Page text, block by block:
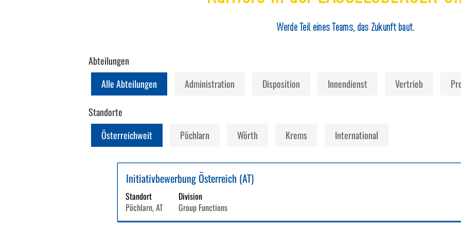
Werde Teil eines Teams, das Zukunft baut.
Abteilungen
Alle Abteilungen
Administration Disposition Innendienst Vertrieb
Standorte
Österreichweit
Pöchlarn Wörth Krems International
Stellenbezeichnung
Initiativbewerbung Österreich (AT)
Standort
Pöchlarn, AT
Division
Group Functions
Drücken
die
Leertaste,